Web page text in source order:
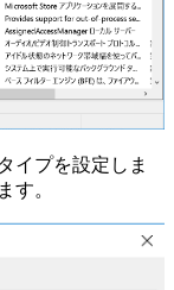
イプを設定しま
す。